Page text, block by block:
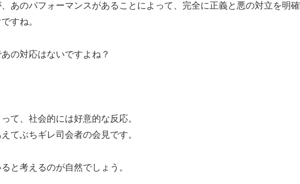
あのパフォーマンスがあることによって、完全に正義と悪の対立を明確
すね。
の対応はないですよね？
て、社会的には好意的な反応。
てぶちギレ司会者の会見です。
と考えるのが自然でしょう。